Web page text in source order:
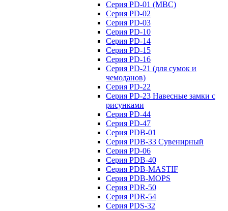
Серия PD-01 (МВС)
Серия PD-02
Серия PD-03
Серия PD-10
Серия PD-14
Серия PD-15
Серия PD-16
Серия PD-21 (для сумок и
чемоданов)
Серия PD-22
Серия PD-23 Навесные замки с
рисунками
Серия PD-44
Серия PD-47
Серия PDB-01
Серия PDB-33 Сувенирный
Серия PD-06
Серия PDB-40
Серия PDB-MASTIF
Серия PDB-MOPS
Серия PDR-50
Серия PDR-54
Серия PDS-32